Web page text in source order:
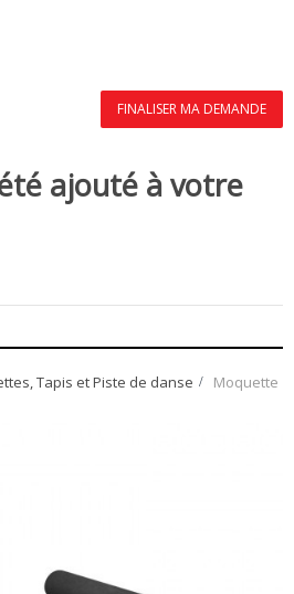
FINALISER MA DEMANDE
ajouté à votre
Tapis et Piste de danse > Moquette